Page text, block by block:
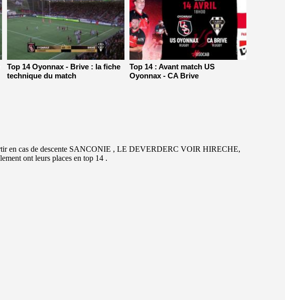
Top 14 Oyonnax - Brive : la fiche
technique du match
Top 14 : Avant match US
Oyonnax - CA Brive